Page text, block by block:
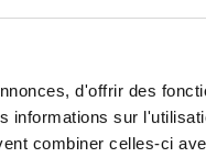
d'offrir des
informations sur
combiner celles-ci
la préparation ; il facilite
applique la force
élevés ; elle assure
machine adaptée à la taille
des modèles pour